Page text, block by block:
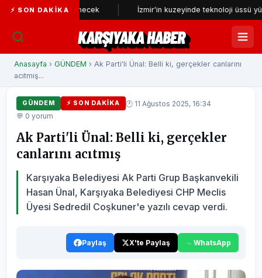
⚡ SON DAKIKA
incelenecek İzmir'in kuzeyinde teknoloji üssü yükseliyor
KARŞIYAKA HABER
Anasayfa › GÜNDEM › Ak Parti'li Ünal: Belli ki, gerçekler canlarını
acıtmış...
GÜNDEM ⚡ SON DAKIKA
🕐 11 Ağustos 2025, 16:34
💬 0 yorum
Ak Parti'li Ünal: Belli ki, gerçekler
canlarını acıtmış
Karşıyaka Belediyesi Ak Parti Grup Başkanvekili
Hasan Ünal, Karşıyaka Belediyesi CHP Meclis
Üyesi Sedredil Coşkuner'e yazılı cevap verdi.
Paylaş X'te Paylaş WhatsApp